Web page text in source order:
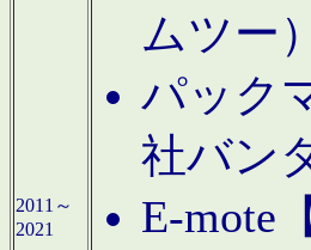
2011～
2021
ムツー）
パック
社バン
E-mote